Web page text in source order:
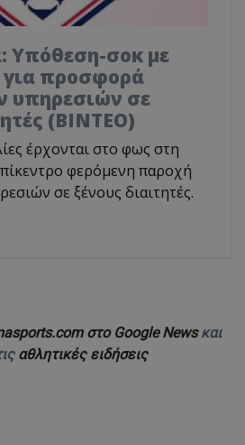
Υπόθεση-σοκ με
για προσφορά
υπηρεσιών σε
(BINTEO)
έρχονται στο φως στη
φερόμενη παροχή
σε ξένους διαιτητές.
στο Google Newsκαι
αθλητικές ειδήσεις